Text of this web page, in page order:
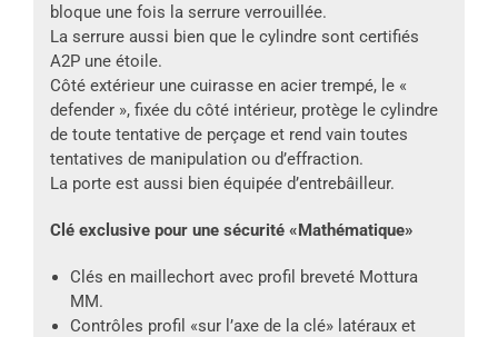
bloque une fois la serrure verrouillée.
La serrure aussi bien que le cylindre sont certifiés
A2P une étoile.
Côté extérieur une cuirasse en acier trempé, le «
defender », fixée du côté intérieur, protège le cylindre
de toute tentative de perçage et rend vain toutes
tentatives de manipulation ou d’effraction.
La porte est aussi bien équipée d’entrebâilleur.
Clé exclusive pour une sécurité «Mathématique»
Clés en maillechort avec profil breveté Mottura
MM.
Contrôles profil «sur l’axe de la clé» latéraux et